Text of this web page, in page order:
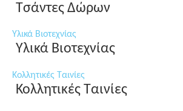
Τσάντες Δώρων
Υλικά Βιοτεχνίας
Υλικά Βιοτεχνίας
Κολλητικές Ταινίες
Κολλητικές Ταινίες